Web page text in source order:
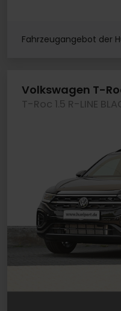
Fahrzeugangebot der
Volkswagen T-